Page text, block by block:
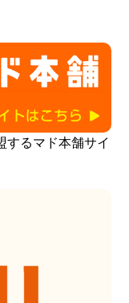
するマド本舗サイ